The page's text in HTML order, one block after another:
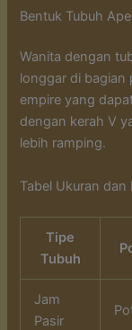
Bentuk Tubuh
Wanita dengan
longgar di bagian
empire yang
dengan kerah V
lebih ramping.
Tabel Ukuran
Tipe
Tubuh
Jam
Pasir